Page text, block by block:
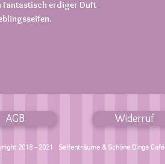
fantastisch erdiger Duft
AGB Widerruf
2018 - 2021 Seifenträume & Schöne Dinge Café